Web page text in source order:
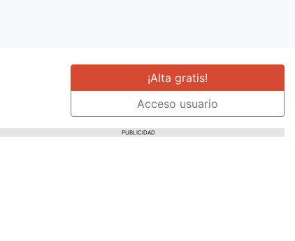
¡Alta gratis!
Acceso usuario
PUBLICIDAD